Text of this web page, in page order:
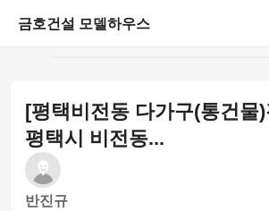
금호건설 모델하우스
게시판
[평택비전동 다가구(통건물
평택시 비전동...
반진규